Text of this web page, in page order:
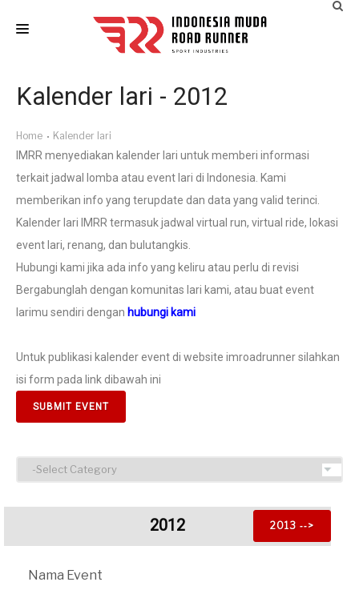
IM ATLETIK
ARTICLES
EVENT CALENDAR
Kalender lari - 2012
Home Kalender lari
IMRR menyediakan kalender lari untuk memberi informasi
terkait jadwal lomba atau event lari di Indonesia. Kami
memberikan info yang terupdate dan data yang valid terinci.
Kalender lari IMRR termasuk jadwal virtual run, virtual ride, lokasi
event lari, renang, dan bulutangkis.
Hubungi kami jika ada info yang keliru atau perlu di revisi
Bergabunglah dengan komunitas lari kami, atau buat event
larimu sendiri dengan hubungi kami
Untuk publikasi kalender event di website imroadrunner silahkan
isi form pada link dibawah ini
SUBMIT EVENT
2012 2013 ‐‐>
Nama Event